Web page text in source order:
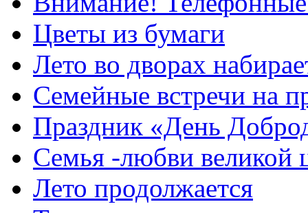
Цветы из бумаги
Лето во дворах
Семейные встречи на
Праздник «День
Семья -любви великой
Лето продолжается